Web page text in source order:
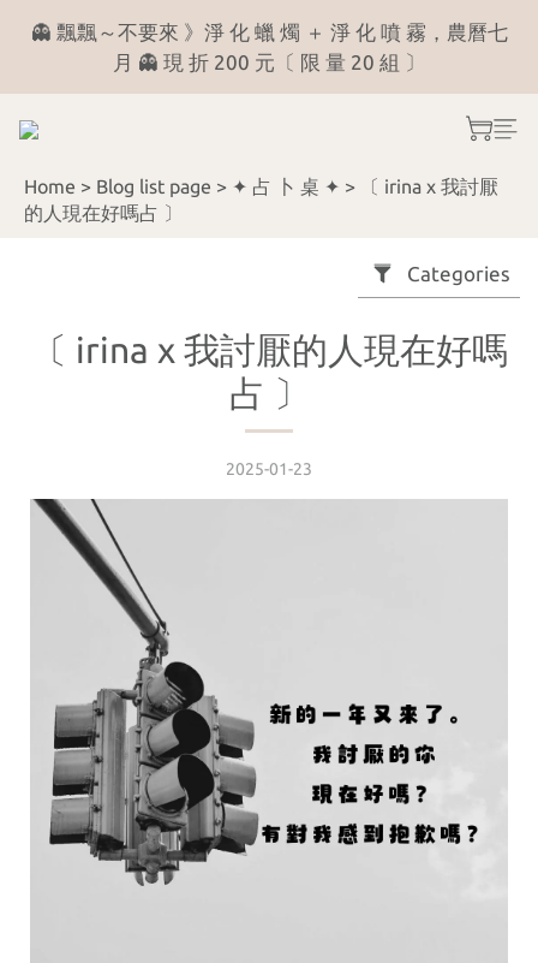
╲ 看 菩 薩 說 捌 月╱ 月份運勢占卜 《 解答區 》
6
4
1
0
1
0
1
0
0
1
0
👻 飄飄～不要來 》淨 化 蠟 燭 ＋ 淨 化 噴 霧，農曆七
月 👻 現 折 200 元〔 限 量 20 組 〕
╲ 看 菩 薩 說 捌 月╱ 月份運勢占卜 《 解答區 》
Home > Blog list page > ✦ 占 卜 桌 ✦ >
〔 irina x 我討厭
的人現在好嗎占 〕
Categories
〔 irina x 我討厭的人現在好嗎
占 〕
2025-01-23